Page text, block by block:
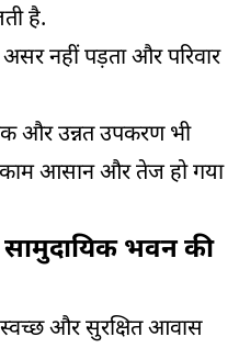
है.
नहीं पड़ता और परिवार
और उन्नत उपकरण भी
आसान और तेज हो गया
भवन की
और सुरक्षित आवास